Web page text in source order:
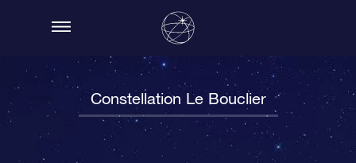
Constellation Le Bouclier